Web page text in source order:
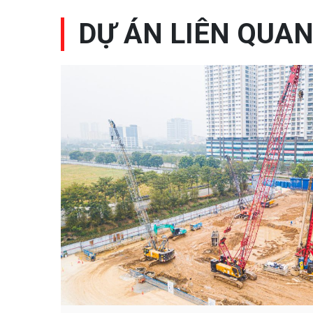
DỰ ÁN LIÊN QUAN